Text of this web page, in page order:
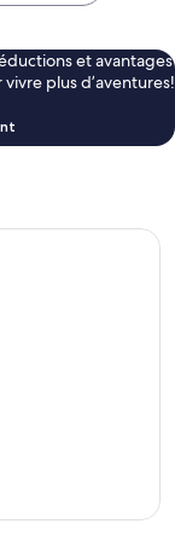
et avantages
plus d’aventures!